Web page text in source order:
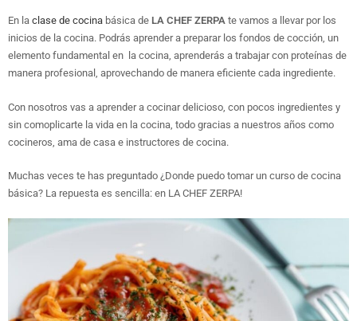
En la clase de cocina básica de LA CHEF ZERPA te vamos a llevar por los
inicios de la cocina. Podrás aprender a preparar los fondos de cocción, un
elemento fundamental en la cocina, aprenderás a trabajar con proteínas de
manera profesional, aprovechando de manera eficiente cada ingrediente.
Con nosotros vas a aprender a cocinar delicioso, con pocos ingredientes y
sin comoplicarte la vida en la cocina, todo gracias a nuestros años como
cocineros, ama de casa e instructores de cocina.
Muchas veces te has preguntado ¿Donde puedo tomar un curso de cocina
básica? La repuesta es sencilla: en LA CHEF ZERPA!